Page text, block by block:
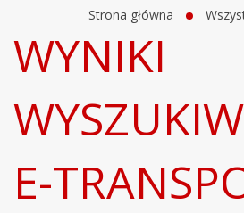
Strona główna
WYNIKI
E-